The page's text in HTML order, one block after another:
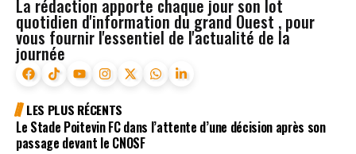
La rédaction apporte chaque jour son lot
quotidien d'information du grand Ouest , pour
vous fournir l'essentiel de l'actualité de la
journée
LES PLUS RÉCENTS
Le Stade Poitevin FC dans l’attente d’une décision après son
passage devant le CNOSF